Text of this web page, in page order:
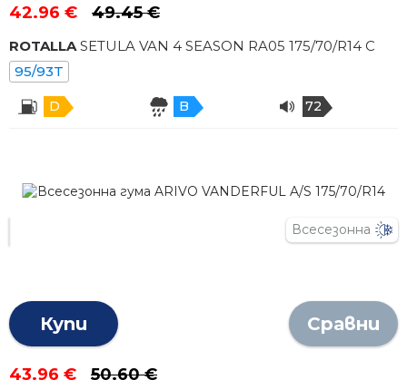
42.96 € 49.45 €
ROTALLA SETULA VAN 4 SEASON RA05 175/70/R14 C
95/93T
D B 72
Всесезонна
Купи Сравни
43.96 € 50.60 €